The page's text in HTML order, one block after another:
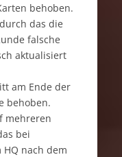
behoben.
das die
falsche
aktualisiert
am Ende der
behoben.
mehreren
bei
nach dem